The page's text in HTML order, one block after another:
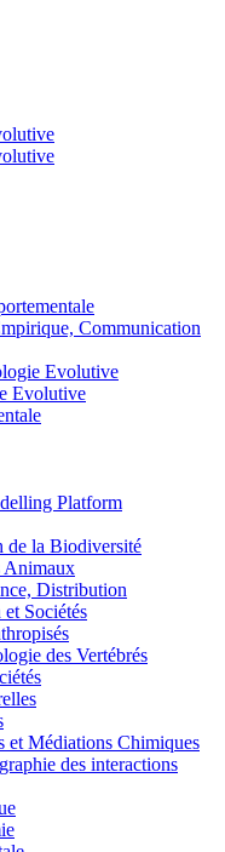
Communication
Evolutive
Evolutive
Platform
de la Biodiversité
Animaux
Distribution
Sociétés
des Vertébrés
et Médiations Chimiques
des interactions